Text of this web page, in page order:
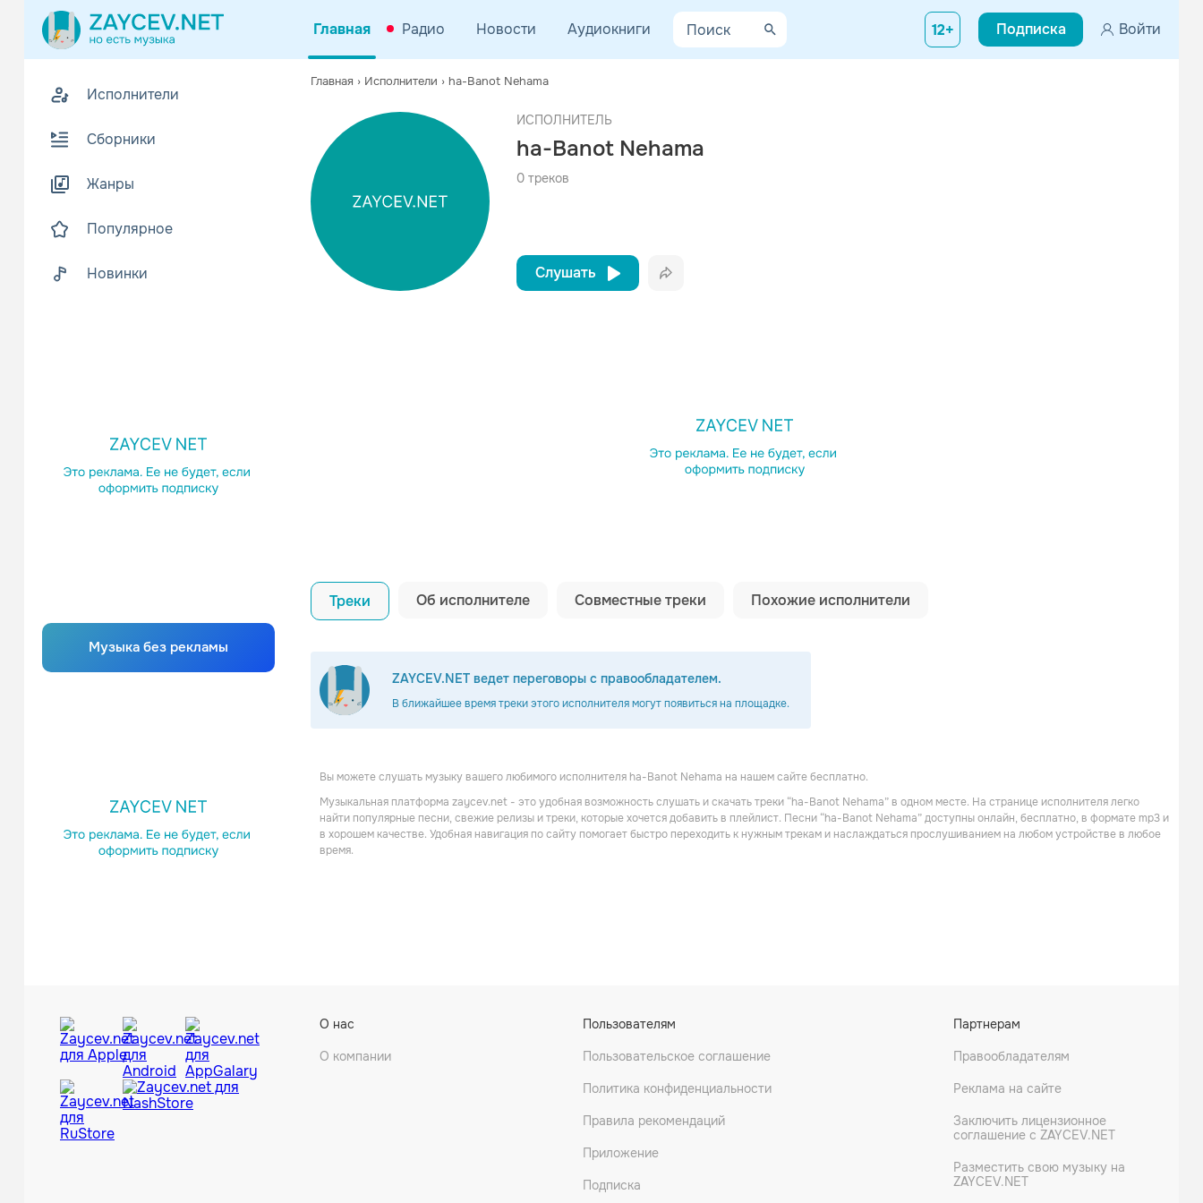
Главная Радио Новости Аудиокниги 12+ Подписка Войти
Исполнители
Сборники
Жанры
Популярное
Новинки
Музыка без рекламы
Главная › Исполнители › ha-Banot Nehama
ИСПОЛНИТЕЛЬ
ha-Banot Nehama
0 треков
Слушать
Копировать ссылку
Треки Об исполнителе Совместные треки Похожие исполнители
ZAYCEV.NET ведет переговоры с правообладателем.
В ближайшее время треки этого исполнителя могут появиться на площадке.
Биография
«ХаБанот Нехама» это израильское женское трио, состояшее из: Каролины Аврац (MC Carolina; «Ло Ципити»; Funset), Дана Адини
При небогатом инструментарии - богатство вокальных аранжировок. Поют поочередно и вместе, на иврите и на английском, поют...
Читать еще
ZAYCEV.NET ведет переговоры с правообладателем.
В ближайшее время треки этого исполнителя могут появиться на площадке.
0
Вы можете слушать музыку вашего любимого исполнителя ha-Banot Nehama на нашем сайте бесплатно.
Музыкальная платформа zaycev.net - это удобная возможность слушать и скачать треки “ha-Banot Nehama” в одном месте. На странице исполнителя легко
найти популярные песни, свежие релизы и треки, которые хочется добавить в плейлист. Песни “ha-Banot Nehama” доступны онлайн, бесплатно, в формате mp3 и
в хорошем качестве. Удобная навигация по сайту помогает быстро переходить к нужным трекам и наслаждаться прослушиванием на любом устройстве в любое
время.
О нас
О компании
Пользователям
Пользовательское соглашение
Политика конфиденциальности
Правила рекомендаций
Приложение
Подписка
Партнерам
Правообладателям
Реклама на сайте
Заключить лицензионное
соглашение с ZAYCEV.NET
Разместить свою музыку на
ZAYCEV.NET